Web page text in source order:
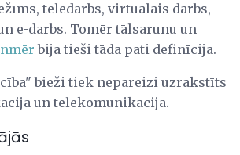
teledarbs, virtuālais darbs,
e-darbs. Tomēr tālsarunu un
bija tieši tāda pati definīcija.
bieži tiek nepareizi uzrakstīts
un telekomunikācija.